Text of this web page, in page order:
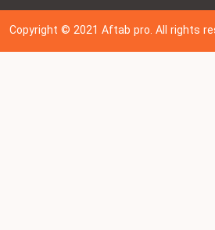
Copyright © 202 1Aftab pro. All rights